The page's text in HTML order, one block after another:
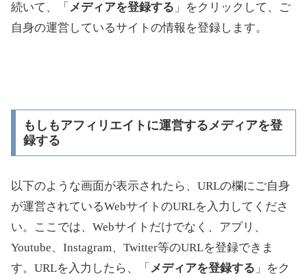
続いて、「 メディアを登録する 」をクリックして、ご
自身の運営しているサイトの情報を登録します。
もしもアフィリエイトに運営するメディアを登
録する
以下のような画面が表示されたら、URLの欄にご自身
が運営されているWebサイトのURLを入力してくださ
い。ここでは、Webサイトだけでなく、アプリ、
Youtube、Instagram、Twitter等のURLを登録できま
す。URLを入力したら、「 メディアを登録する 」をク